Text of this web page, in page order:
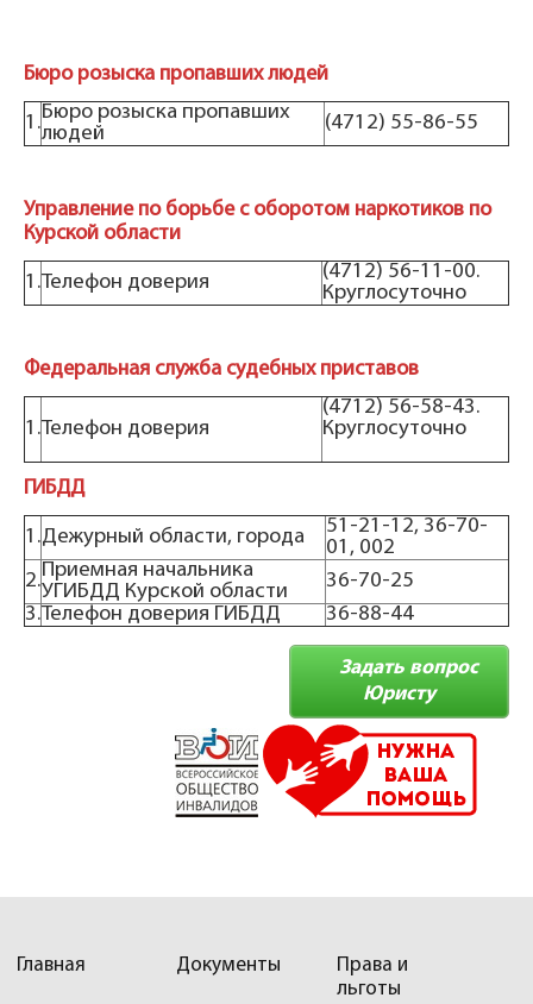
Бюро розыска пропавших людей
1.Бюро розыска пропавших
людей
(4712) 55-86-55
Управление по борьбе с оборотом наркотиков по
Курской области
1.Телефон доверия
(4712) 56-11-00.
Круглосуточно
Федеральная служба судебных приставов
1.Телефон доверия
(4712) 56-58-43.
Круглосуточно
ГИБДД
1.Дежурный области, города
51-21-12, 36-70-
01, 002
2.Приемная начальника
УГИБДД Курской области
36-70-25
3.Телефон доверия ГИБДД 36-88-44
Задать вопрос
Юристу
Главная Документы
Права и
льготы